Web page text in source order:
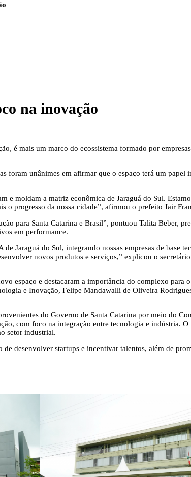
na inovação
é mais um marco do ecossistema formado por
foram unânimes em afirmar que o espaço terá um papel
e moldam a matriz econômica de Jaraguá do Sul.
o progresso da nossa cidade”, afirmou o prefeito Jair
para Santa Catarina e Brasil”, pontuou Talita Beber,
em performance.
Jaraguá do Sul, integrando nossas empresas de base
novos produtos e serviços,” explicou o
espaço e destacaram a importância do complexo para
e Inovação, Felipe Mandawalli de Oliveira
do Governo de Santa Catarina por meio do
com foco na integração entre tecnologia e indústria. O
setor industrial.
desenvolver startups e incentivar talentos, além de